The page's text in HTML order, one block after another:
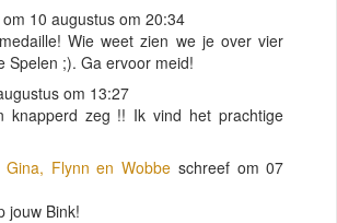
10 augustus om 20:34
Wie weet zien we je over vier
Spelen ;). Ga ervoor meid!
om 13:27
knapperd zeg !! Ik vind het prachtige
Flynn en Wobbe schreef om 07
jouw Bink!